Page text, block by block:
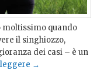
quando
il singhiozzo,
dei casi – è un
→